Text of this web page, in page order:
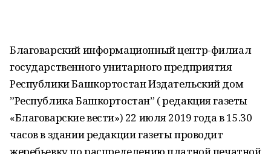
Благоварский информационный центр-филиал
государственного унитарного предприятия
Республики Башкортостан Издательский дом
”Республика Башкортостан” ( редакция газеты
«Благоварские вести») 22 июля 2019 года в 15.30
часов в здании редакции газеты проводит